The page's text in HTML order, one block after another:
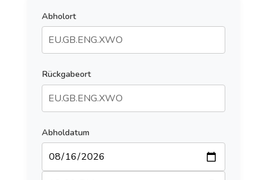
Abholort
Rückgabeort
Abholdatum